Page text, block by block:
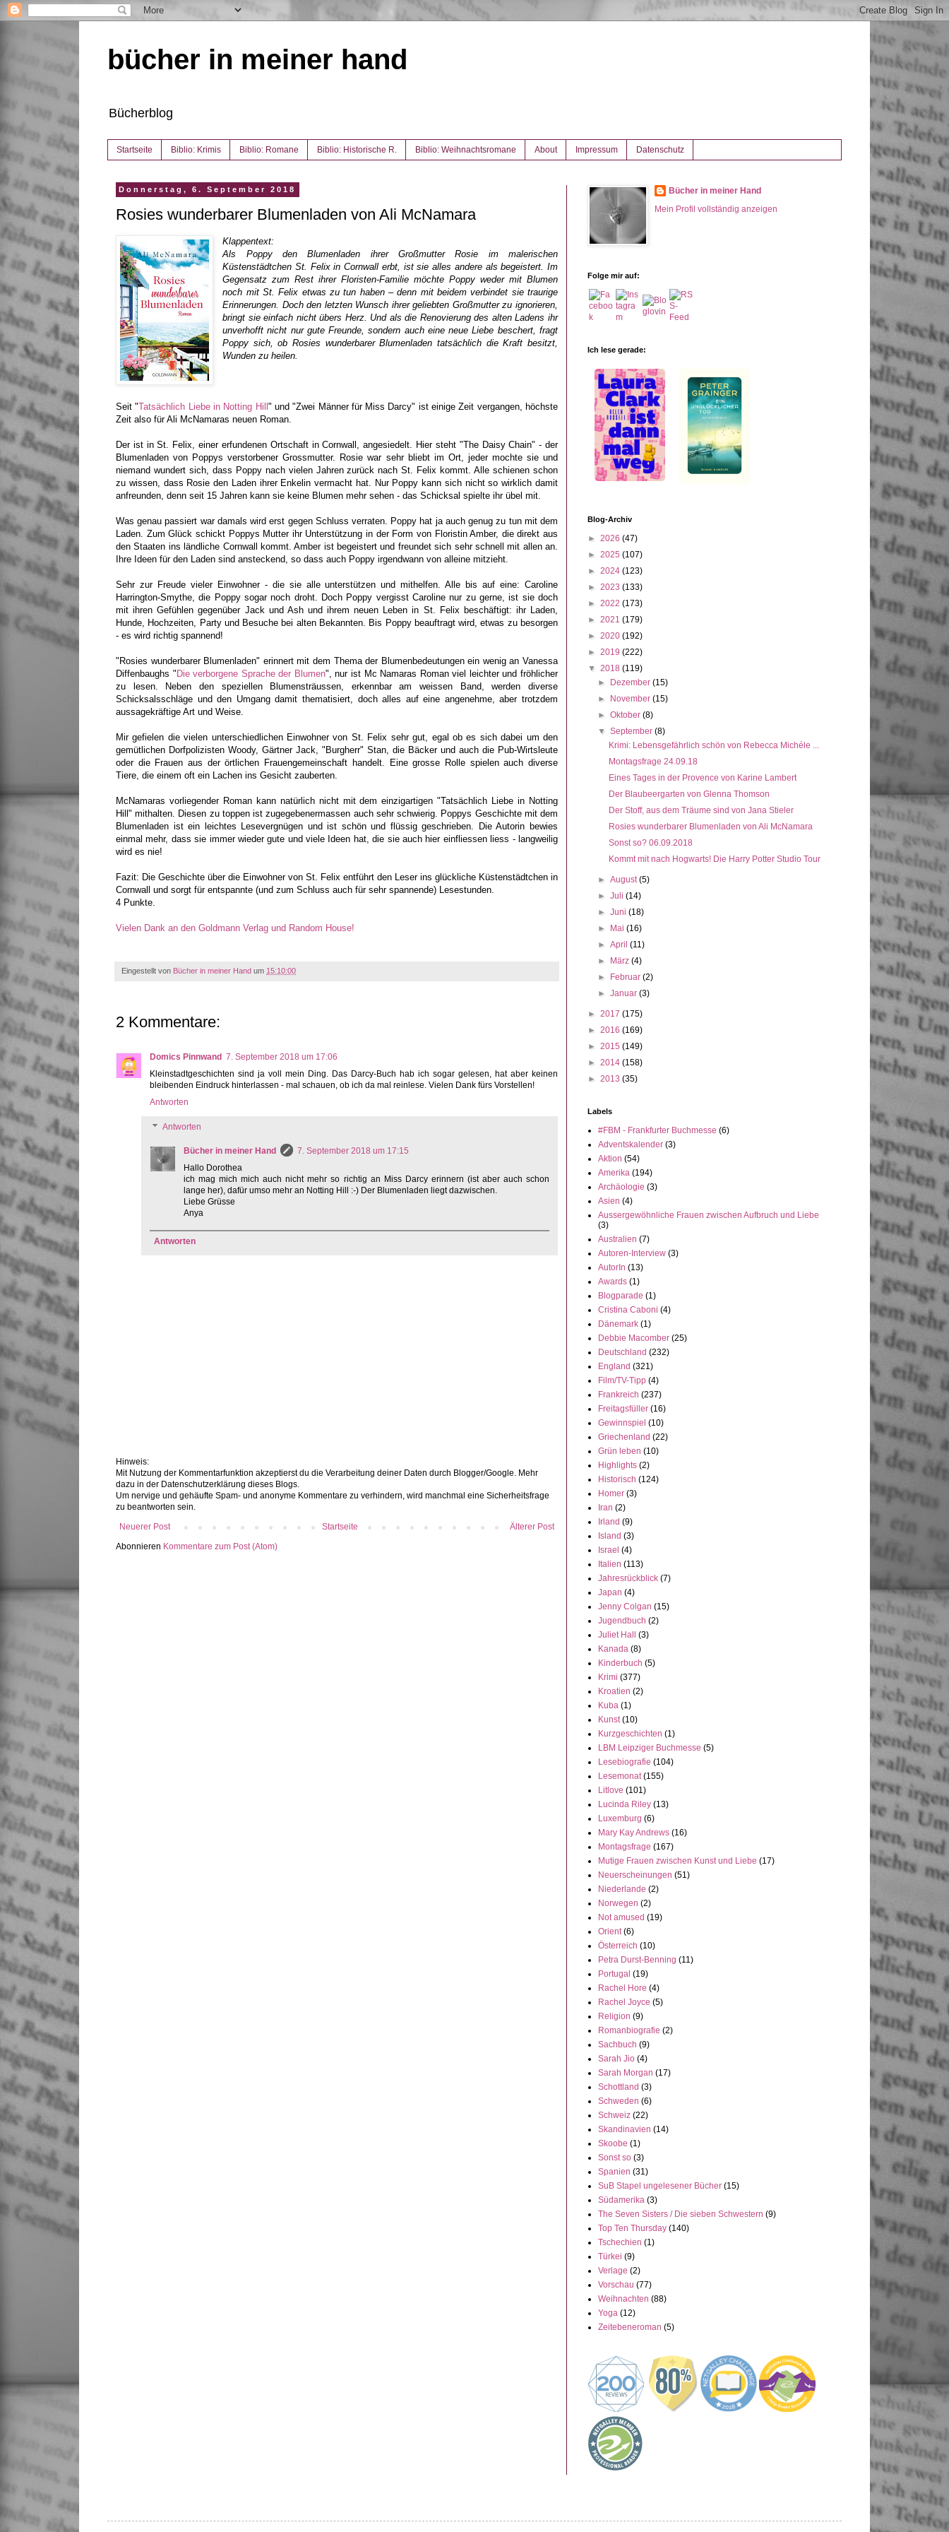
bücher in meiner hand
Bücherblog
Startseite Biblio: Krimis Biblio: Romane Biblio: Historische R. Biblio: Weihnachtsromane About Impressum Datenschutz
Donnerstag, 6. September 2018
Rosies wunderbarer Blumenladen von Ali McNamara
Klappentext:
Als Poppy den Blumenladen ihrer Großmutter Rosie im malerischen
Küstenstädtchen St. Felix in Cornwall erbt, ist sie alles andere als begeistert. Im
Gegensatz zum Rest ihrer Floristen-Familie möchte Poppy weder mit Blumen
noch mit St. Felix etwas zu tun haben – denn mit beidem verbindet sie traurige
Erinnerungen. Doch den letzten Wunsch ihrer geliebten Großmutter zu ignorieren,
bringt sie einfach nicht übers Herz. Und als die Renovierung des alten Ladens ihr
unverhofft nicht nur gute Freunde, sondern auch eine neue Liebe beschert, fragt
Poppy sich, ob Rosies wunderbarer Blumenladen tatsächlich die Kraft besitzt,
Wunden zu heilen.
Seit "Tatsächlich Liebe in Notting Hill " und "Zwei Männer für Miss Darcy" ist einige Zeit vergangen, höchste
Zeit also für Ali McNamaras neuen Roman.
Der ist in St. Felix, einer erfundenen Ortschaft in Cornwall, angesiedelt. Hier steht "The Daisy Chain" - der
Blumenladen von Poppys verstorbener Grossmutter. Rosie war sehr bliebt im Ort, jeder mochte sie und
niemand wundert sich, dass Poppy nach vielen Jahren zurück nach St. Felix kommt. Alle schienen schon
zu wissen, dass Rosie den Laden ihrer Enkelin vermacht hat. Nur Poppy kann sich nicht so wirklich damit
anfreunden, denn seit 15 Jahren kann sie keine Blumen mehr sehen - das Schicksal spielte ihr übel mit.
Was genau passiert war damals wird erst gegen Schluss verraten. Poppy hat ja auch genug zu tun mit dem
Laden. Zum Glück schickt Poppys Mutter ihr Unterstützung in der Form von Floristin Amber, die direkt aus
den Staaten ins ländliche Cornwall kommt. Amber ist begeistert und freundet sich sehr schnell mit allen an.
Ihre Ideen für den Laden sind ansteckend, so dass auch Poppy irgendwann von alleine mitzieht.
Sehr zur Freude vieler Einwohner - die sie alle unterstützen und mithelfen. Alle bis auf eine: Caroline
Harrington-Smythe, die Poppy sogar noch droht. Doch Poppy vergisst Caroline nur zu gerne, ist sie doch
mit ihren Gefühlen gegenüber Jack und Ash und ihrem neuen Leben in St. Felix beschäftigt: ihr Laden,
Hunde, Hochzeiten, Party und Besuche bei alten Bekannten. Bis Poppy beauftragt wird, etwas zu besorgen
- es wird richtig spannend!
"Rosies wunderbarer Blumenladen" erinnert mit dem Thema der Blumenbedeutungen ein wenig an Vanessa
Diffenbaughs " Die verborgene Sprache der Blumen", nur ist Mc Namaras Roman viel leichter und fröhlicher
zu lesen. Neben den speziellen Blumensträussen, erkennbar am weissen Band, werden diverse
Schicksalsschläge und den Umgang damit thematisiert, doch alles auf eine angenehme, aber trotzdem
aussagekräftige Art und Weise.
Mir gefielen die vielen unterschiedlichen Einwohner von St. Felix sehr gut, egal ob es sich dabei um den
gemütlichen Dorfpolizisten Woody, Gärtner Jack, "Burgherr" Stan, die Bäcker und auch die Pub-Wirtsleute
oder die Frauen aus der örtlichen Frauengemeinschaft handelt. Eine grosse Rolle spielen auch diverse
Tiere, die einem oft ein Lachen ins Gesicht zauberten.
McNamaras vorliegender Roman kann natürlich nicht mit dem einzigartigen "Tatsächlich Liebe in Notting
Hill" mithalten. Diesen zu toppen ist zugegebenermassen auch sehr schwierig. Poppys Geschichte mit dem
Blumenladen ist ein leichtes Lesevergnügen undist schön und flüssig geschrieben. Die Autorin bewies
einmal mehr, dass sie immer wieder gute und viele Ideen hat, die sie auch hier einfliessen liess - langweilig
wird es nie!
Fazit: Die Geschichte über die Einwohner von St. Felix entführt den Leser ins glückliche Küstenstädtchen in
Cornwall und sorgt für entspannte (und zum Schluss auch für sehr spannende) Lesestunden.
4 Punkte.
Vielen Dank an den Goldmann Verlag und Random House!
Eingestellt von Bücher in meiner Hand um 15:10:00
2 Kommentare:
Domics Pinnwand 7. September 2018 um 17:06
Kleinstadtgeschichten sind ja voll mein Ding. Das Darcy-Buch hab ich sogar gelesen, hat aber keinen
bleibenden Eindruck hinterlassen - mal schauen, ob ich da mal reinlese. Vielen Dank fürs Vorstellen!
Antworten
Antworten
Bücher in meiner Hand
7. September 2018 um 17:15
Hallo Dorothea
ich mag mich mich auch nicht mehr so richtig an Miss Darcy erinnern (ist aber auch schon
lange her), dafür umso mehr an Notting Hill :-) Der Blumenladen liegt dazwischen.
Liebe Grüsse
Anya
Antworten
Hinweis:
Mit Nutzung der Kommentarfunktion akzeptierst du die Verarbeitung deiner Daten durch Blogger/Google. Mehr
dazu in der Datenschutzerklärung dieses Blogs.
Um nervige und gehäufte Spam- und anonyme Kommentare zu verhindern, wird manchmal eine Sicherheitsfrage
zu beantworten sein.
Neuerer Post
Älterer Post
Startseite
Abonnieren Kommentare zum Post (Atom)
Bücher in meiner Hand
Mein Profil vollständig anzeigen
Folge mir auf:
Ich lese gerade:
Blog-Archiv
► 2026 (47)
► 2025 (107)
► 2024 (123)
► 2023 (133)
► 2022 (173)
► 2021 (179)
► 2020 (192)
► 2019 (222)
▼ 2018 (119)
►
Dezember(15)
►
November(15)
►Oktober(8)
▼September(8)
Krimi: Lebensgefährlich schön von Rebecca Michéle ...
Montagsfrage 24.09.18
Eines Tages in der Provence von Karine Lambert
Der Blaubeergarten von Glenna Thomson
Der Stoff, aus dem Träume sind von Jana Stieler
Rosies wunderbarer Blumenladen von Ali McNamara
Sonst so? 06.09.2018
Kommt mit nach Hogwarts! Die Harry Potter Studio Tour
►August(5)
►Juli(14)
►Juni(18)
►
Mai(16)
►April(11)
►
März(4)
►
Februar(2)
►Januar(3)
► 2017 (175)
► 2016 (169)
► 2015 (149)
► 2014 (158)
► 2013 (35)
Labels
#FBM - Frankfurter Buchmesse (6)
Adventskalender (3)
Aktion (54)
Amerika (194)
Archäologie (3)
Asien (4)
Aussergewöhnliche Frauen zwischen Aufbruch und Liebe
(3)
Australien (7)
Autoren-Interview (3)
AutorIn (13)
Awards (1)
Blogparade (1)
Cristina Caboni (4)
Dänemark (1)
Debbie Macomber (25)
Deutschland (232)
England (321)
Film/TV-Tipp (4)
Frankreich (237)
Freitagsfüller (16)
Gewinnspiel (10)
Griechenland (22)
Grün leben (10)
Highlights (2)
Historisch (124)
Homer (3)
Iran (2)
Irland (9)
Island (3)
Israel (4)
Italien (113)
Jahresrückblick (7)
Japan (4)
Jenny Colgan (15)
Jugendbuch (2)
Juliet Hall
(3)
Kanada (8)
Kinderbuch (5)
Krimi (377)
Kroatien (2)
Kuba (1)
Kunst (10)
Kurzgeschichten (1)
LBM Leipziger Buchmesse (5)
Lesebiografie (104)
Lesemonat (155)
Litlove (101)
Lucinda Riley (13)
Luxemburg (6)
Mary Kay Andrews (16)
Montagsfrage (167)
Mutige Frauen zwischen Kunst und Liebe (17)
Neuerscheinungen (51)
Niederlande (2)
Norwegen (2)
Not amused (19)
Orient (6)
Österreich (10)
Petra Durst-Benning (11)
Portugal (19)
Rachel Hore (4)
Rachel Joyce (5)
Religion (9)
Romanbiografie (2)
Sachbuch (9)
Sarah Jio (4)
Sarah Morgan (17)
Schottland (3)
Schweden (6)
Schweiz (22)
Skandinavien (14)
Skoobe (1)
Sonst so (3)
Spanien (31)
SuB Stapel ungelesener Bücher (15)
Südamerika (3)
The Seven Sisters / Die sieben Schwestern (9)
Top Ten Thursday (140)
Tschechien (1)
Türkei (9)
Verlage (2)
Vorschau (77)
Weihnachten (88)
Yoga (12)
Zeitebeneroman (5)